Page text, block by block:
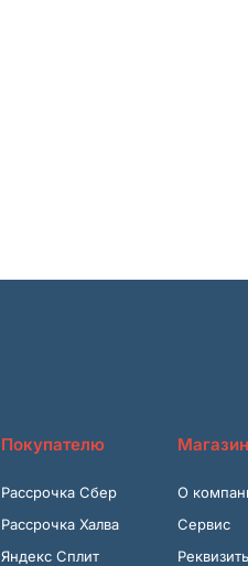
Покупателю
Рассрочка Сбер
Рассрочка Халва
Яндекс Сплит
Магазин
О
Сервис